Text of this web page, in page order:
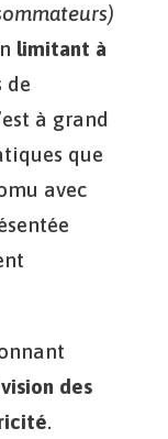
limitant à
de
à grand
que
avec
des
.